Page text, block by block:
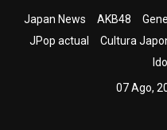
Japan News AKB48
JPop actual
Cultura
07 Ago,